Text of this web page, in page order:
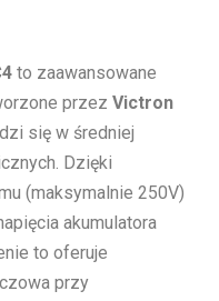
to zaawansowane
przez Victron
się w średniej
Dzięki
(maksymalnie 250V)
akumulatora
to oferuje
przy